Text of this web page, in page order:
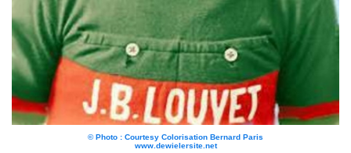
© Photo : Courtesy Colorisation Bernard Paris
www.dewielersite.net